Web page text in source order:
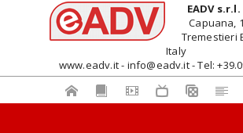
EADV s.r.l.
Capuana,
Tremestieri
Italy
www.eadv.it - info@eadv.it - Tel: